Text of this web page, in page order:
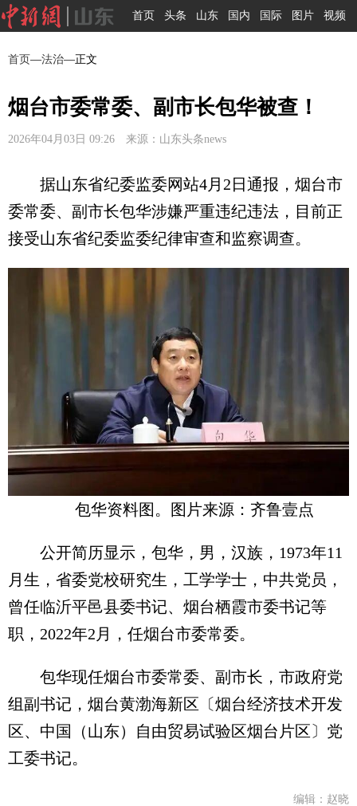
首页 头条 山东 国内 国际 图片 视频
首页—法治—正文
烟台市委常委、副市长包华被查！
2026年04月03日 09:26 来源：山东头条news
据山东省纪委监委网站4月2日通报，烟台市
委常委、副市长包华涉嫌严重违纪违法，目前正
接受山东省纪委监委纪律审查和监察调查。
包华资料图。图片来源：齐鲁壹点
公开简历显示，包华，男，汉族，1973年11
月生，省委党校研究生，工学学士，中共党员，
曾任临沂平邑县委书记、烟台栖霞市委书记等
职，2022年2月，任烟台市委常委。
包华现任烟台市委常委、副市长，市政府党
组副书记，烟台黄渤海新区〔烟台经济技术开发
区、中国（山东）自由贸易试验区烟台片区〕党
工委书记。
编辑：赵晓